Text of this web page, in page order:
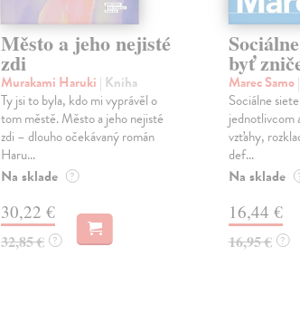
Město a jeho nejisté
zdi
Murakami Haruki | Kniha
Ty jsi to byla, kdo mi vyprávěl o
tom městě. Město a jeho nejisté
zdi – dlouho očekávaný román
Haru...
Na sklade ?
30,22 €
32,85 € ?
byť
Marec Samo
Sociálne
jednotlivcom
vzťahy,
def...
Na sklade
16,44 €
16,95 € ?